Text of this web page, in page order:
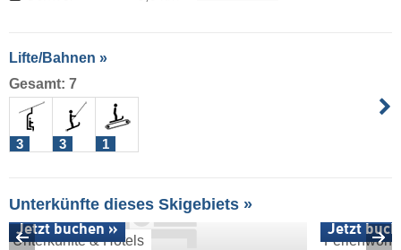
Lifte/Bahnen »
Gesamt: 7
3 3 1
Unterkünfte dieses Skigebiets »
Unterkünfte & Hotels
Jetzt buchen » Jetzt